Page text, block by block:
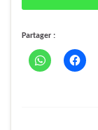
Partager :